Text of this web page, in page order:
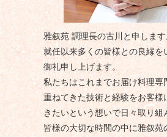
雅叙苑 調理長の古川と申します
就任以来多くの皆様との良縁を
御礼申し上げます。
私たちはこれまでお届け料理専
重ねてきた技術と経験をお客様
きたいという想いで日々取り組
皆様の大切な時間の中に雅叙苑